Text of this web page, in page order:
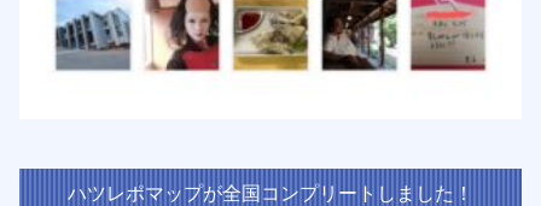
ハツレポマップが全国コンプリートしました！